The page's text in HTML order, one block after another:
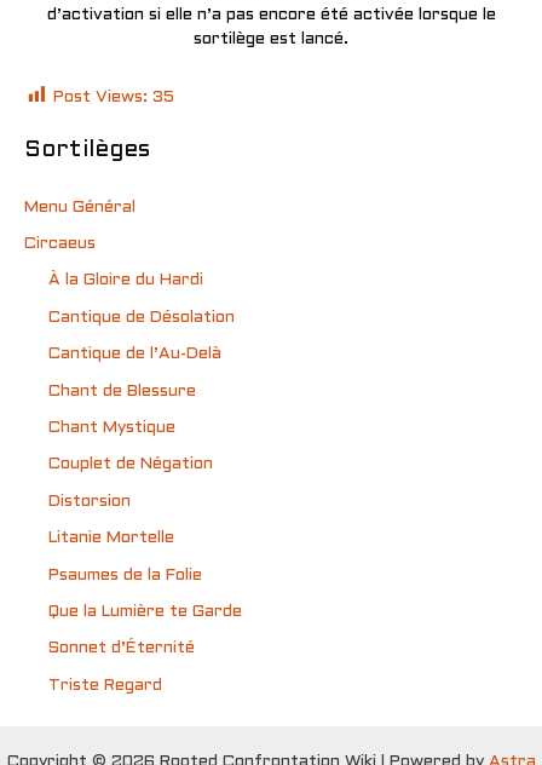
d’activation si elle n’a pas encore été activée lorsque le
sortilège est lancé.
Post Views: 35
Sortilèges
Menu Général
Circaeus
À la Gloire du Hardi
Cantique de Désolation
Cantique de l’Au-Delà
Chant de Blessure
Chant Mystique
Couplet de Négation
Distorsion
Litanie Mortelle
Psaumes de la Folie
Que la Lumière te Garde
Sonnet d’Éternité
Triste Regard